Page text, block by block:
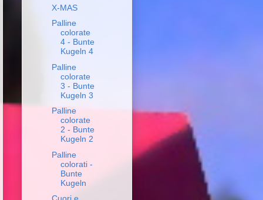
X-MAS
Palline
colorate
4 - Bunte
Kugeln 4
Palline
colorate
3 - Bunte
Kugeln 3
Palline
colorate
2 - Bunte
Kugeln 2
Palline
colorati -
Bunte
Kugeln